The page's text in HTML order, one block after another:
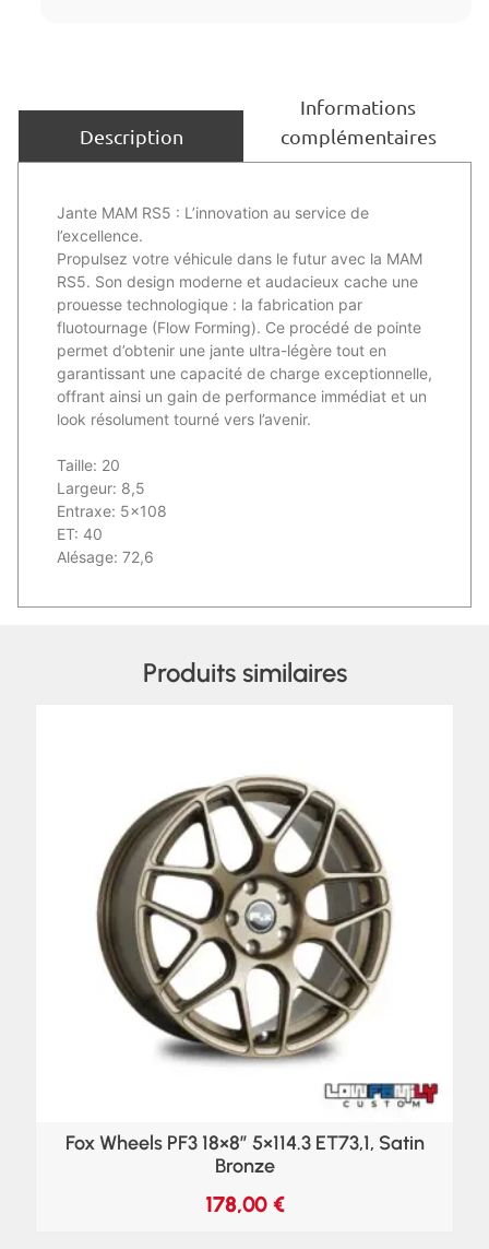
Description
Informations
complémentaires
Jante MAM RS5 : L’innovation au service de
l’excellence.
Propulsez votre véhicule dans le futur avec la MAM
RS5. Son design moderne et audacieux cache une
prouesse technologique : la fabrication par
fluotournage (Flow Forming). Ce procédé de pointe
permet d’obtenir une jante ultra-légère tout en
garantissant une capacité de charge exceptionnelle,
offrant ainsi un gain de performance immédiat et un
look résolument tourné vers l’avenir.
Taille: 20
Largeur: 8,5
Entraxe: 5×108
ET: 40
Alésage: 72,6
Produits similaires
Fox Wheels PF3 18×8″ 5×114.3 ET73,1, Satin
Bronze
178,00 €